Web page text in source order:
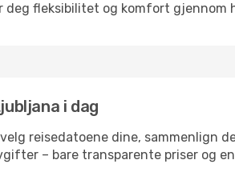
deg fleksibilitet og komfort gjennom
i dag
reisedatoene dine, sammenlign
– bare transparente priser og